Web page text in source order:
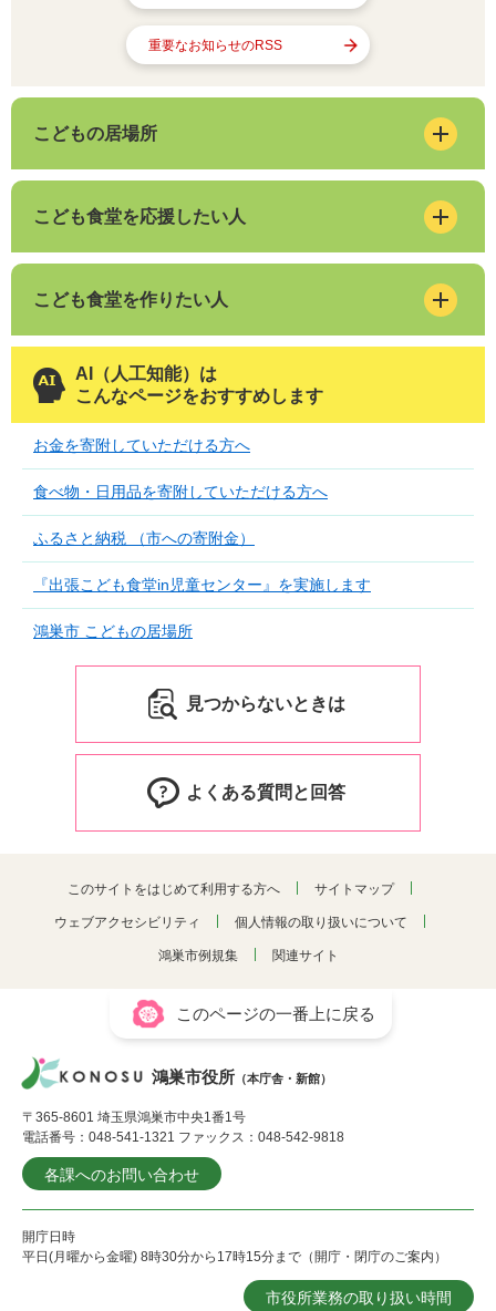
重要なお知らせのRSS
こどもの居場所
こども食堂を応援したい人
こども食堂を作りたい人
AI（人工知能）は
こんなページをおすすめします
お金を寄附していただける方へ
食べ物・日用品を寄附していただける方へ
ふるさと納税 （市への寄附金）
『出張こども食堂in児童センター』を実施します
鴻巣市 こどもの居場所
見つからないときは
よくある質問と回答
このサイトをはじめて利用する方へ サイトマップ
ウェブアクセシビリティ 個人情報の取り扱いについて
鴻巣市例規集 関連サイト
このページの一番上に戻る
鴻巣市役所 （本庁舎・新館）
〒365-8601 埼玉県鴻巣市中央1番1号
電話番号：048-541-1321 ファックス：048-542-9818
各課へのお問い合わせ
開庁日時
平日(月曜から金曜) 8時30分から17時15分まで（開庁・閉庁のご案内）
市役所業務の取り扱い時間